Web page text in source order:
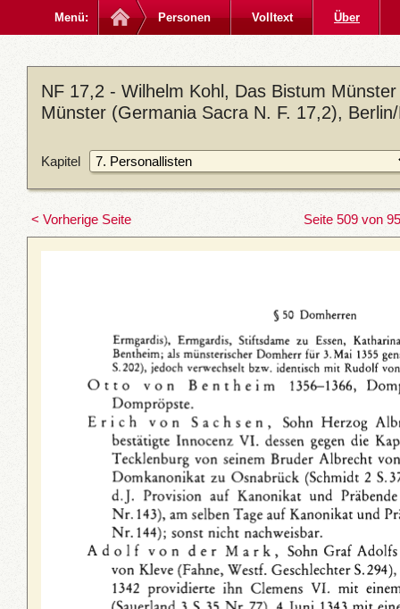
Menü: Personen Volltext Über
NF 17,2 - Wilhelm Kohl, Das Bistum
Münster (Germania Sacra N. F. 17,2),
Kapitel
< Vorherige Seite Seite 509 von